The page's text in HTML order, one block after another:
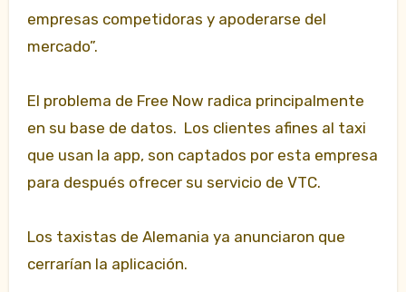
empresas competidoras y apoderarse del
mercado”.
El problema de Free Now radica principalmente
en su base de datos. Los clientes afines al taxi
que usan la app, son captados por esta empresa
para después ofrecer su servicio de VTC.
Los taxistas de Alemania ya anunciaron que
cerrarían la aplicación.